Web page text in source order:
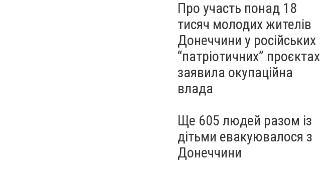
Про участь понад 18
тисяч молодих жителів
Донеччини у російських
“патріотичних” проєктах
заявила окупаційна
влада
Ще 605 людей разом із
дітьми евакуювалося з
Донеччини